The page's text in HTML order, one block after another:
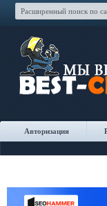
Авторизация